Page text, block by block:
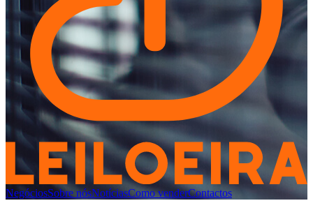
NegóciosSobre nósNotíciasComo venderContactos